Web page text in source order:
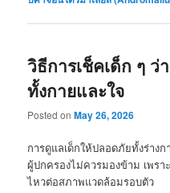
วิธีการเช็คเด็ก ๆ ว่
ทั้งกายและใจ
Posted onMay 26, 2026
การดูแลเด็กให้ปลอดภัยทั้งร่าง
ผู้ปกครองไม่ควรมองข้าม เพรา
ไหวต่อสภาพแวดล้อมรอบตัว